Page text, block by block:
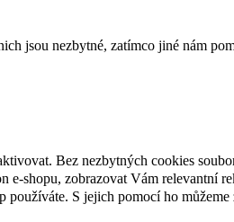
jsou nezbytné, zatímco jiné nám
Bez nezbytných cookies
e-shopu, zobrazovat Vám relevantní
S jejich pomocí ho můžeme